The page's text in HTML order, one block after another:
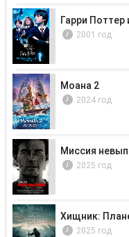
Гарри
2001 год
Моана 2
2024 год
Миссия
2025 год
Хищник:
2025 год